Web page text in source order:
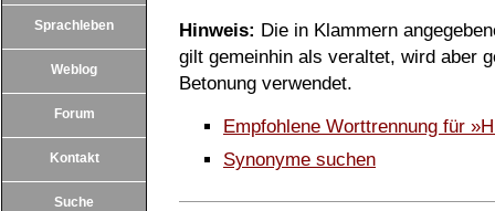
Sprachleben
Weblog
Forum
Kontakt
Suche
Hinweis: Die in Klammern
gilt gemeinhin als veraltet, wird aber
Betonung verwendet.
Empfohlene Worttrennung für
Synonyme suchen